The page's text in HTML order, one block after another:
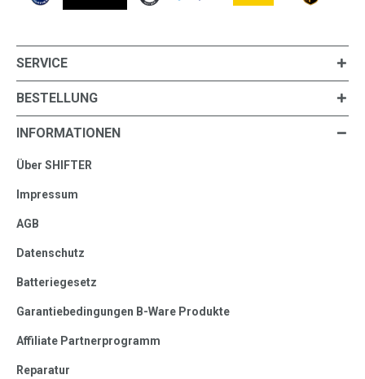
SERVICE
BESTELLUNG
INFORMATIONEN
Über SHIFTER
Impressum
AGB
Datenschutz
Batteriegesetz
Garantiebedingungen B-Ware Produkte
Affiliate Partnerprogramm
Reparatur